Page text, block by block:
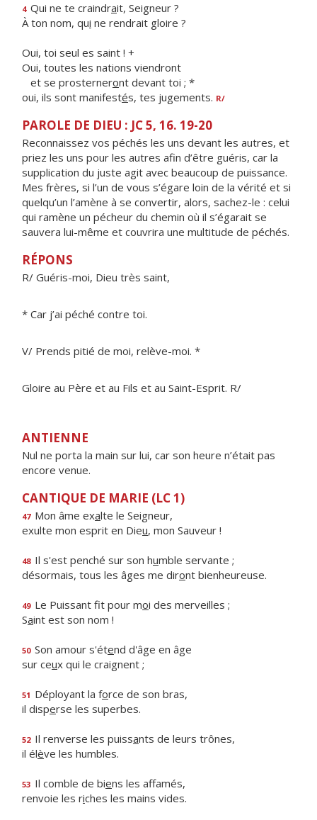
4 Qui ne te craindrait, Seigneur ?
À ton nom, qui ne rendrait gloire ?
Oui, toi seul es saint ! +
Oui, toutes les nations viendront
et se prosterneront devant toi ; *
oui, ils sont manifestés, tes jugements. R/
PAROLE DE DIEU : JC 5, 16. 19-20
Reconnaissez vos péchés les uns devant les autres, et
priez les uns pour les autres afin d’être guéris, car la
supplication du juste agit avec beaucoup de puissance.
Mes frères, si l’un de vous s’égare loin de la vérité et si
quelqu’un l’amène à se convertir, alors, sachez-le : celui
qui ramène un pécheur du chemin où il s’égarait se
sauvera lui-même et couvrira une multitude de péchés.
RÉPONS
R/ Guéris-moi, Dieu très saint,
* Car j’ai péché contre toi.
V/ Prends pitié de moi, relève-moi. *
Gloire au Père et au Fils et au Saint-Esprit. R/
ANTIENNE
Nul ne porta la main sur lui, car son heure n’était pas
encore venue.
CANTIQUE DE MARIE (LC 1)
47 Mon âme exalte le Seigneur,
exulte mon esprit en Dieu, mon Sauveur !
48 Il s'est penché sur son humble servante ;
désormais, tous les âges me diront bienheureuse.
49 Le Puissant fit pour moi des merveilles ;
Saint est son nom !
50 Son amour s'étend d'âge en âge
sur ceux qui le craignent ;
51 Déployant la force de son bras,
il disperse les superbes.
52 Il renverse les puissants de leurs trônes,
il élève les humbles.
53 Il comble de biens les affamés,
renvoie les riches les mains vides.